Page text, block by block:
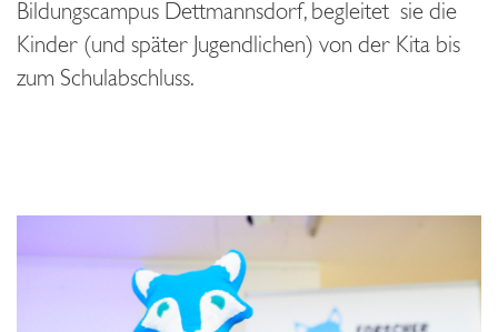
Bildungscampus Dettmannsdorf, begleitet sie die
Kinder (und später Jugendlichen) von der Kita bis
zum Schulabschluss.